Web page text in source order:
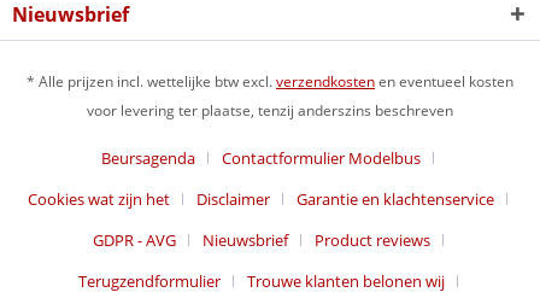
Nieuwsbrief
* Alle prijzen incl. wettelijke btw excl.verzendkostenen eventueel kosten
voor levering ter plaatse, tenzij anderszins beschreven
Beursagenda
Contactformulier Modelbus
Cookies wat zijn het
Disclaimer
Garantie en klachtenservice
GDPR - AVG
Nieuwsbrief
Product reviews
Terugzendformulier
Trouwe klanten belonen wij